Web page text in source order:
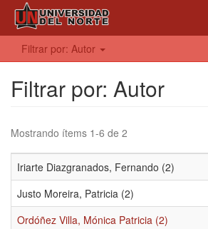
Filtrar por: Autor
Filtrar por: Autor
Mostrando ítems 1-6 de 2
Iriarte Diazgranados, Fernando (2)
Justo Moreira, Patricia (2)
Ordóñez Villa, Mónica Patricia (2)